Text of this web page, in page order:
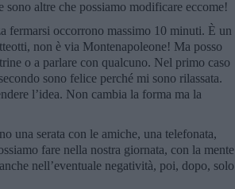
sono altre che possiamo modificare eccome!
fermarsi occorrono massimo 10 minuti. È un
non è via Montenapoleone! Ma posso
o a parlare con qualcuno. Nel primo caso
sono felice perché mi sono rilassata.
l’idea. Non cambia la forma ma la
una serata con le amiche, una telefonata,
fare nella nostra giornata, con la mente
nell’eventuale negatività, poi, dopo, solo